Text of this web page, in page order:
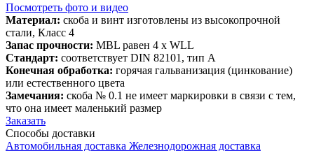
Посмотреть фото и видео
Материал: скоба и винт изготовлены из высокопрочной
стали, Класс 4
Запас прочности: MBL равен 4 x WLL
Стандарт: соответствует DIN 82101, тип A
Конечная обработка: горячая гальванизация (цинкование)
или естественного цвета
Замечания: скоба № 0.1 не имеет маркировки в связи с тем,
что она имеет маленький размер
Заказать
Способы доставки
Автомобильная доставка Железнодорожная доставка